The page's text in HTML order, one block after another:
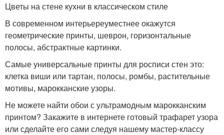
Цветы на стене кухни в классическом стиле
В современном интерьереуместнее окажутся
геометрические принты, шеврон, горизонтальные
полосы, абстрактные картинки.
Самые универсальные принты для росписи стен это:
клетка виши или тартан, полосы, ромбы, растительные
мотивы, марокканские узоры.
Не можете найти обои с ультрамодным марокканским
принтом? Закажите в интернете готовый трафарет узора
или сделайте его сами следуя нашему мастер-классу